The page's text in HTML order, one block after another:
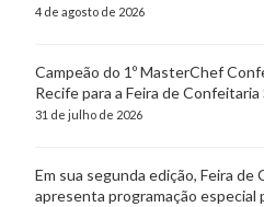
4 de agosto de 2026
Campeão do 1º MasterChef
Recife para a Feira de Confeitaria
31 de julho de 2026
Em sua segunda edição, Feira de
apresenta programação especial